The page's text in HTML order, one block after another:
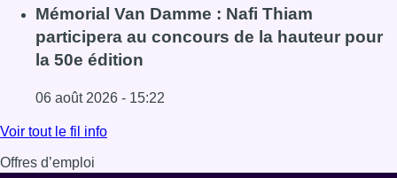
Lire l'article De faux billets pour “L’Odyssée” en IMAX
Mémorial Van Damme : Nafi Thiam
participera au concours de la hauteur pour
la 50e édition
06 août 2026 - 15:22
Lire l'article Mémorial Van Damme : Nafi Thiam
Voir tout le fil info
Offres d’emploi